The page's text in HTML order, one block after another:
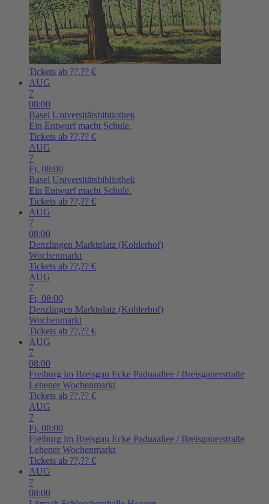
Tickets ab ??,?? €
AUG
7
08:00
Basel Universitätsbibliothek
Ein Entwurf macht Schule.
Tickets ab ??,?? €
AUG
7
Fr, 08:00
Basel Universitätsbibliothek
Ein Entwurf macht Schule.
Tickets ab ??,?? €
AUG
7
08:00
Denzlingen Marktplatz (Kohlerhof)
Wochenmarkt
Tickets ab ??,?? €
AUG
7
Fr, 08:00
Denzlingen Marktplatz (Kohlerhof)
Wochenmarkt
Tickets ab ??,?? €
AUG
7
08:00
Freiburg im Breisgau Ecke Paduaallee / Breisgauerstraße
Lehener Wochenmarkt
Tickets ab ??,?? €
AUG
7
Fr, 08:00
Freiburg im Breisgau Ecke Paduaallee / Breisgauerstraße
Lehener Wochenmarkt
Tickets ab ??,?? €
AUG
7
08:00